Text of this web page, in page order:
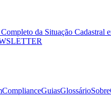
da Situação Cadastral
ComplianceGuiasGlossárioSobre